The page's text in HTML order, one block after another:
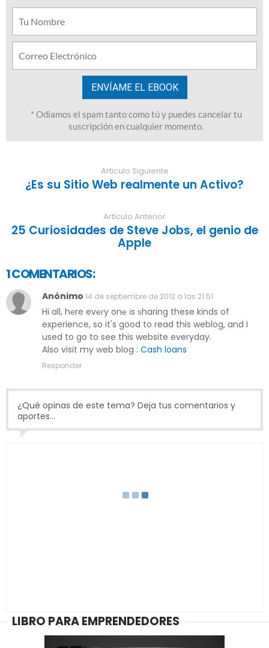
Articulo Siguiente
¿Es su Sitio Web realmente un Activo?
Articulo Anterior
25 Curiosidades de Steve Jobs, el genio de
Apple
1 COMENTARIOS:
Anónimo 14 de septiembre de 2012 a las 21:51
Hi all, hеre evегy onе іs ѕharing these kinds of
experience, so it's good to read this weblog, and I
used to go to see this website everyday.
Also visit my web blog : Cash loans
Responder
¿Qué opinas de este tema? Deja tus comentarios y
aportes...
LIBRO PARA EMPRENDEDORES